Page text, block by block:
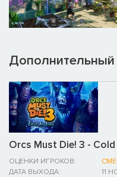
Дополнительный
Orcs Must Die! 3 - Cold
ОЦЕНКИ ИГРОКОВ:
ДАТА ВЫХОДА:
11